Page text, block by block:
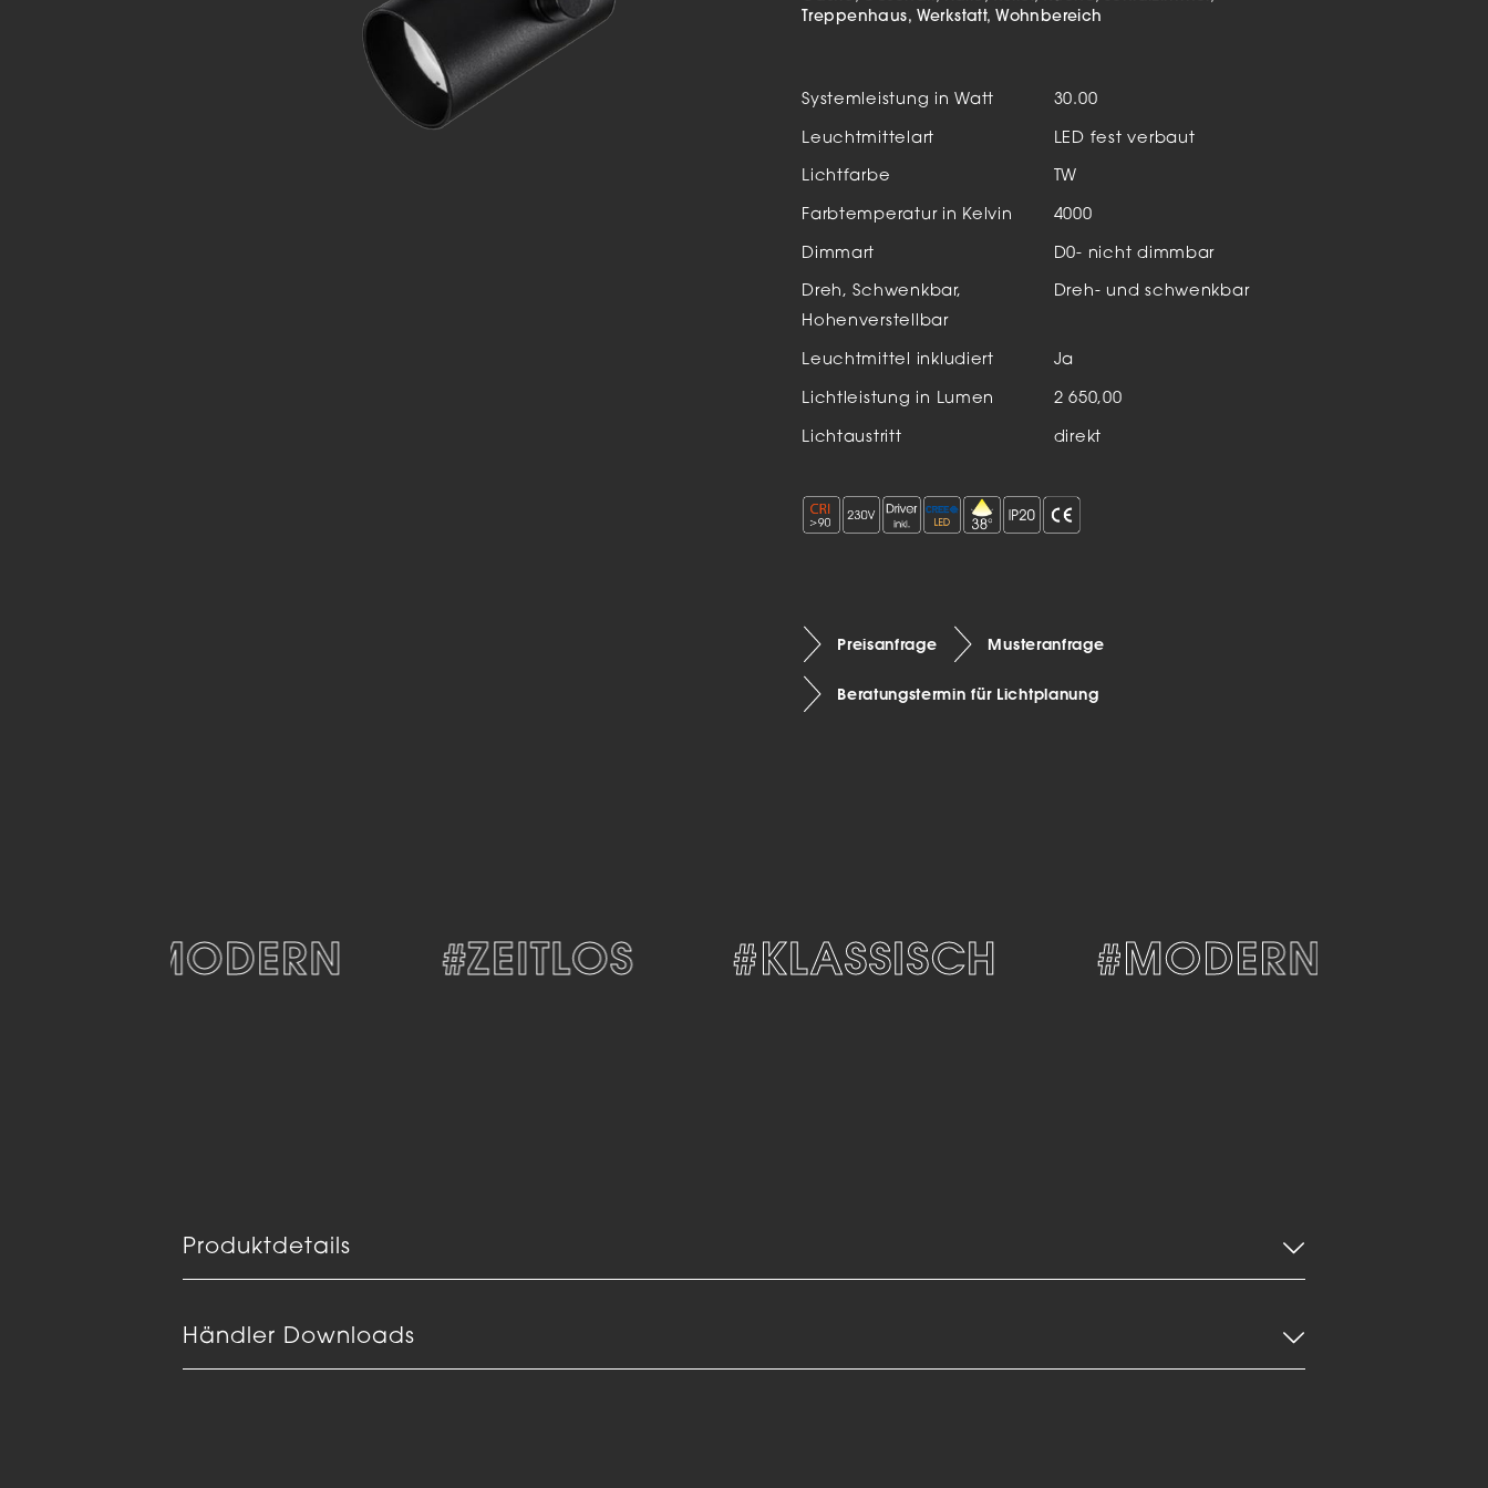
Außenleuchten
Schienensysteme
Treppenhaus
Werkstatt Wohnbereich
Systemleistung in Watt 30.00
Leuchtmittelart LED fest verbaut
Lichtfarbe TW
Farbtemperatur in Kelvin 4000
Dimmart D0- nicht dimmbar
Dreh, Schwenkbar,
Hohenverstellbar
Dreh- und schwenkbar
Leuchtmittel inkludiert Ja
Lichtleistung in Lumen 2 650,00
Lichtaustritt direkt
Preisanfrage Musteranfrage
Beratungstermin für Lichtplanung
#KLASSISCH #MODERN
#MODERN #ZEITLOS
Produktdetails
Händler Downloads